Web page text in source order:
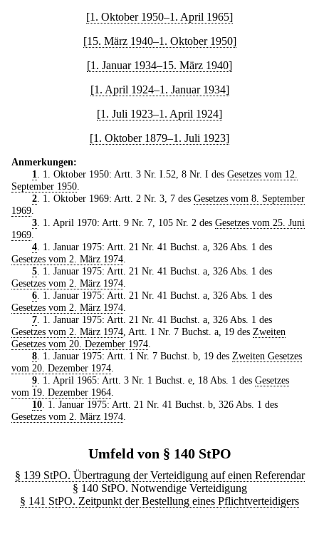
[1. Oktober 1950–1. April 1965]
[15. März 1940–1. Oktober 1950]
[1. Januar 1934–15. März 1940]
[1. April 1924–1. Januar 1934]
[1. Juli 1923–1. April 1924]
[1. Oktober 1879–1. Juli 1923]
Anmerkungen:
1
. 1. Oktober 1950: Artt. 3 Nr. I.52, 8 Nr. I des Gesetzes vom 12.
September 1950
2. 1. Oktober 1969: Artt. 2 Nr. 3, 7 des Gesetzes vom 8. September
1969
3. 1. April 1970: Artt. 9 Nr. 7, 105 Nr. 2 des Gesetzes vom 25. Juni
1969
4. 1. Januar 1975: Artt. 21 Nr. 41 Buchst. a, 326 Abs. 1 des
Gesetzes vom 2. März 1974
5. 1. Januar 1975: Artt. 21 Nr. 41 Buchst. a, 326 Abs. 1 des
Gesetzes vom 2. März 1974
6. 1. Januar 1975: Artt. 21 Nr. 41 Buchst. a, 326 Abs. 1 des
Gesetzes vom 2. März 1974
7. 1. Januar 1975: Artt. 21 Nr. 41 Buchst. a, 326 Abs. 1 des
Gesetzes vom 2. März 1974 , Artt. 1 Nr. 7 Buchst. a, 19 des Zweiten
Gesetzes vom 20. Dezember 1974
8. 1. Januar 1975: Artt. 1 Nr. 7 Buchst. b, 19 des Zweiten Gesetzes
vom 20. Dezember 1974
9. 1. April 1965: Artt. 3 Nr. 1 Buchst. e, 18 Abs. 1 des Gesetzes
vom 19. Dezember 1964
10. 1. Januar 1975: Artt. 21 Nr. 41 Buchst. b, 326 Abs. 1 des
Gesetzes vom 2. März 1974
Umfeld von § 140 StPO
§ 139 StPO. Übertragung der Verteidigung auf einen Referendar
§ 140 StPO. Notwendige Verteidigung
§ 141 StPO. Zeitpunkt der Bestellung eines Pflichtverteidigers